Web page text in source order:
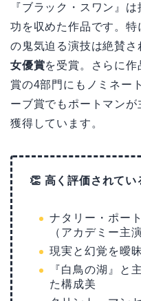
『ブラック・スワン』
功を収めた作品です。
の鬼気迫る演技は絶賛さ
女優賞を受賞。さらに
賞の4部門にもノミネー
ーブ賞でもポートマン
獲得しています。
👏 高く評価されてい
ナタリー・ポー
（アカデミー主
現実と幻覚を曖
『白鳥の湖』と
た構成美